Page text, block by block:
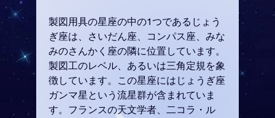
製図用具の星座の中の1つであるじょう
ぎ座は、さいだん座、コンパス座、みな
みのさんかく座の隣に位置しています。
製図工のレベル、あるいは三角定規を象
徴しています。この星座にはじょうぎ座
ガンマ星という流星群が含まれていま
す。フランスの天文学者、二コラ・ル